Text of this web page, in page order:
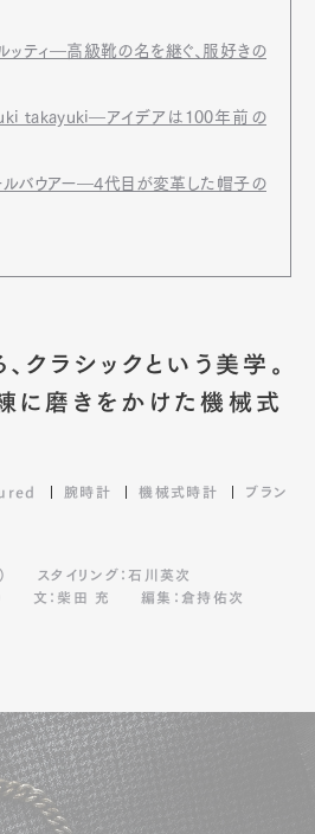
ティ―高級靴の名を継ぐ、服好きの
takayuki―アイデアは100年前の
バウアー―4代目が変革した帽子の
クラシックという美学。
に磨きをかけた機械式
腕時計 機械式時計
ブラン
スタイリング：石川英次
文：柴田 充 編集：倉持佑次